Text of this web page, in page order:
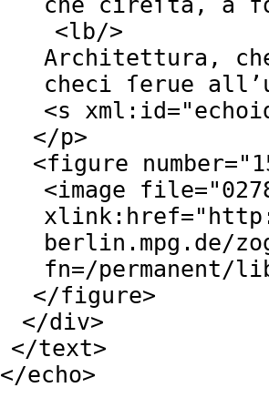
<lb/>
Architettura,
checi ſerue
<s xml:id="
</p>
<figure number="
<image file="
xlink:href="
berlin.mpg.de/
fn=/permanent/
</figure>
</div>
</text>
</echo>